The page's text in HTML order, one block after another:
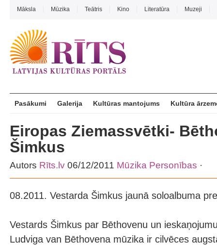
Māksla Mūzika Teātris Kino Literatūra Muzeji
Pasākumi Galerija Kultūras mantojums Kultūra
Eiropas Ziemassvētki-
Šimkus
Autors Rīts.lv 06/12/2011 Mūzika Personības ·
08.2011. Vestarda Šimkus jaunā soloalbuma
Vestards Šimkus par Bēthovenu un
Ludviga van Bēthovena mūzika ir cilvēces